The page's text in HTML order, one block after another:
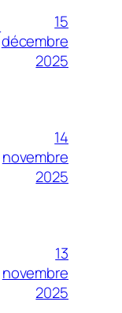
15
décembre
2025
14
novembre
2025
13
novembre
2025